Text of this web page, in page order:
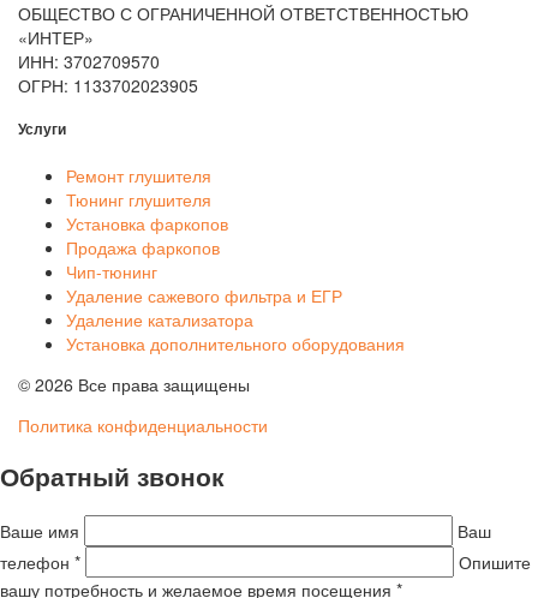
ОБЩЕСТВО С ОГРАНИЧЕННОЙ ОТВЕТСТВЕННОСТЬЮ
«ИНТЕР»
ИНН: 3702709570
ОГРН: 1133702023905
Услуги
Ремонт глушителя
Тюнинг глушителя
Установка фаркопов
Продажа фаркопов
Чип-тюнинг
Удаление сажевого фильтра и ЕГР
Удаление катализатора
Установка дополнительного оборудования
© 2026 Все права защищены
Политика конфиденциальности
Обратный звонок
Ваше имя
Ваш
телефон *
Опишите
вашу потребность и желаемое время посещения *